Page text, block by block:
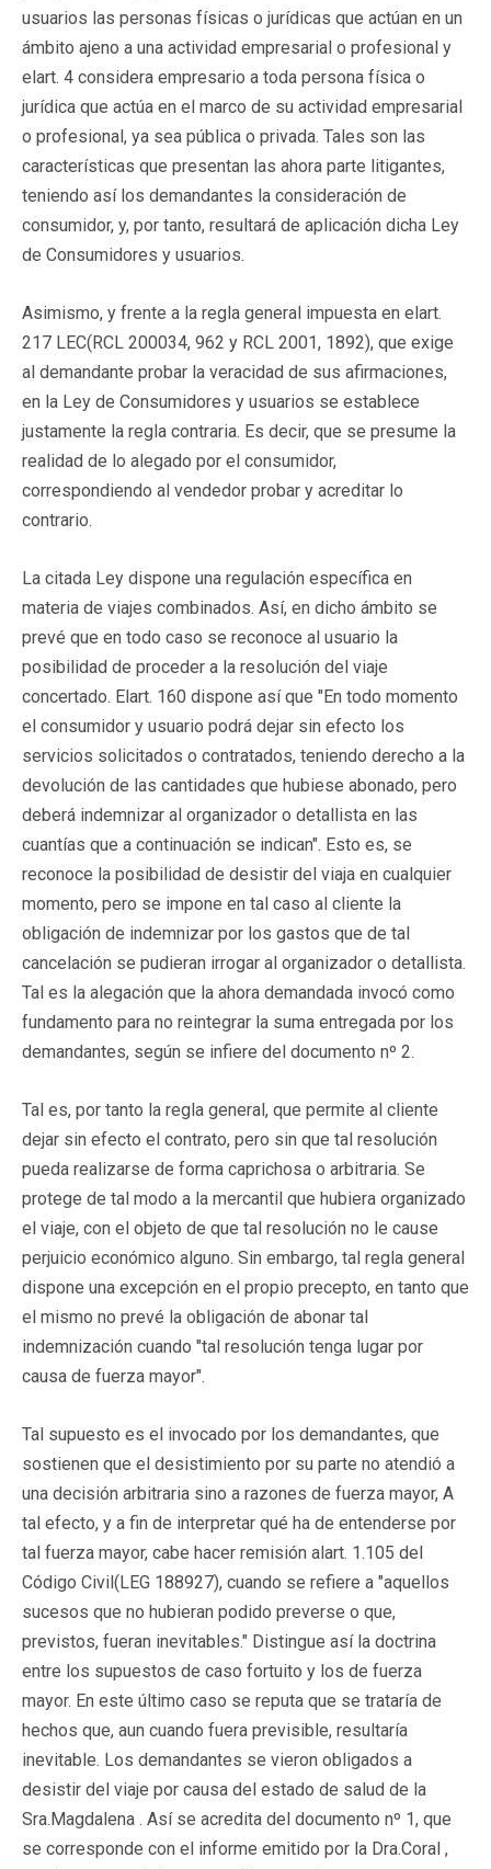
usuarios las personas físicas o jurídicas que actúan en un
ámbito ajeno a una actividad empresarial o profesional y
elart. 4 considera empresario a toda persona física o
jurídica que actúa en el marco de su actividad empresarial
o profesional, ya sea pública o privada. Tales son las
características que presentan las ahora parte litigantes,
teniendo así los demandantes la consideración de
consumidor, y, por tanto, resultará de aplicación dicha Ley
de Consumidores y usuarios.
Asimismo, y frente a la regla general impuesta en elart.
217 LEC(RCL 200034, 962 y RCL 2001, 1892), que exige
al demandante probar la veracidad de sus afirmaciones,
en la Ley de Consumidores y usuarios se establece
justamente la regla contraria. Es decir, que se presume la
realidad de lo alegado por el consumidor,
correspondiendo al vendedor probar y acreditar lo
contrario.
La citada Ley dispone una regulación específica en
materia de viajes combinados. Así, en dicho ámbito se
prevé que en todo caso se reconoce al usuario la
posibilidad de proceder a la resolución del viaje
concertado. Elart. 160 dispone así que "En todo momento
el consumidor y usuario podrá dejar sin efecto los
servicios solicitados o contratados, teniendo derecho a la
devolución de las cantidades que hubiese abonado, pero
deberá indemnizar al organizador o detallista en las
cuantías que a continuación se indican". Esto es, se
reconoce la posibilidad de desistir del viaja en cualquier
momento, pero se impone en tal caso al cliente la
obligación de indemnizar por los gastos que de tal
cancelación se pudieran irrogar al organizador o detallista.
Tal es la alegación que la ahora demandada invocó como
fundamento para no reintegrar la suma entregada por los
demandantes, según se infiere del documento nº 2.
Tal es, por tanto la regla general, que permite al cliente
dejar sin efecto el contrato, pero sin que tal resolución
pueda realizarse de forma caprichosa o arbitraria. Se
protege de tal modo a la mercantil que hubiera organizado
el viaje, con el objeto de que tal resolución no le cause
perjuicio económico alguno. Sin embargo, tal regla general
dispone una excepción en el propio precepto, en tanto que
el mismo no prevé la obligación de abonar tal
indemnización cuando "tal resolución tenga lugar por
causa de fuerza mayor".
Tal supuesto es el invocado por los demandantes, que
sostienen que el desistimiento por su parte no atendió a
una decisión arbitraria sino a razones de fuerza mayor, A
tal efecto, y a fin de interpretar qué ha de entenderse por
tal fuerza mayor, cabe hacer remisión alart. 1.105 del
Código Civil(LEG 188927), cuando se refiere a "aquellos
sucesos que no hubieran podido preverse o que,
previstos, fueran inevitables." Distingue así la doctrina
entre los supuestos de caso fortuito y los de fuerza
mayor. En este último caso se reputa que se trataría de
hechos que, aun cuando fuera previsible, resultaría
inevitable. Los demandantes se vieron obligados a
desistir del viaje por causa del estado de salud de la
Sra.Magdalena . Así se acredita del documento nº 1, que
se corresponde con el informe emitido por la Dra.Coral ,